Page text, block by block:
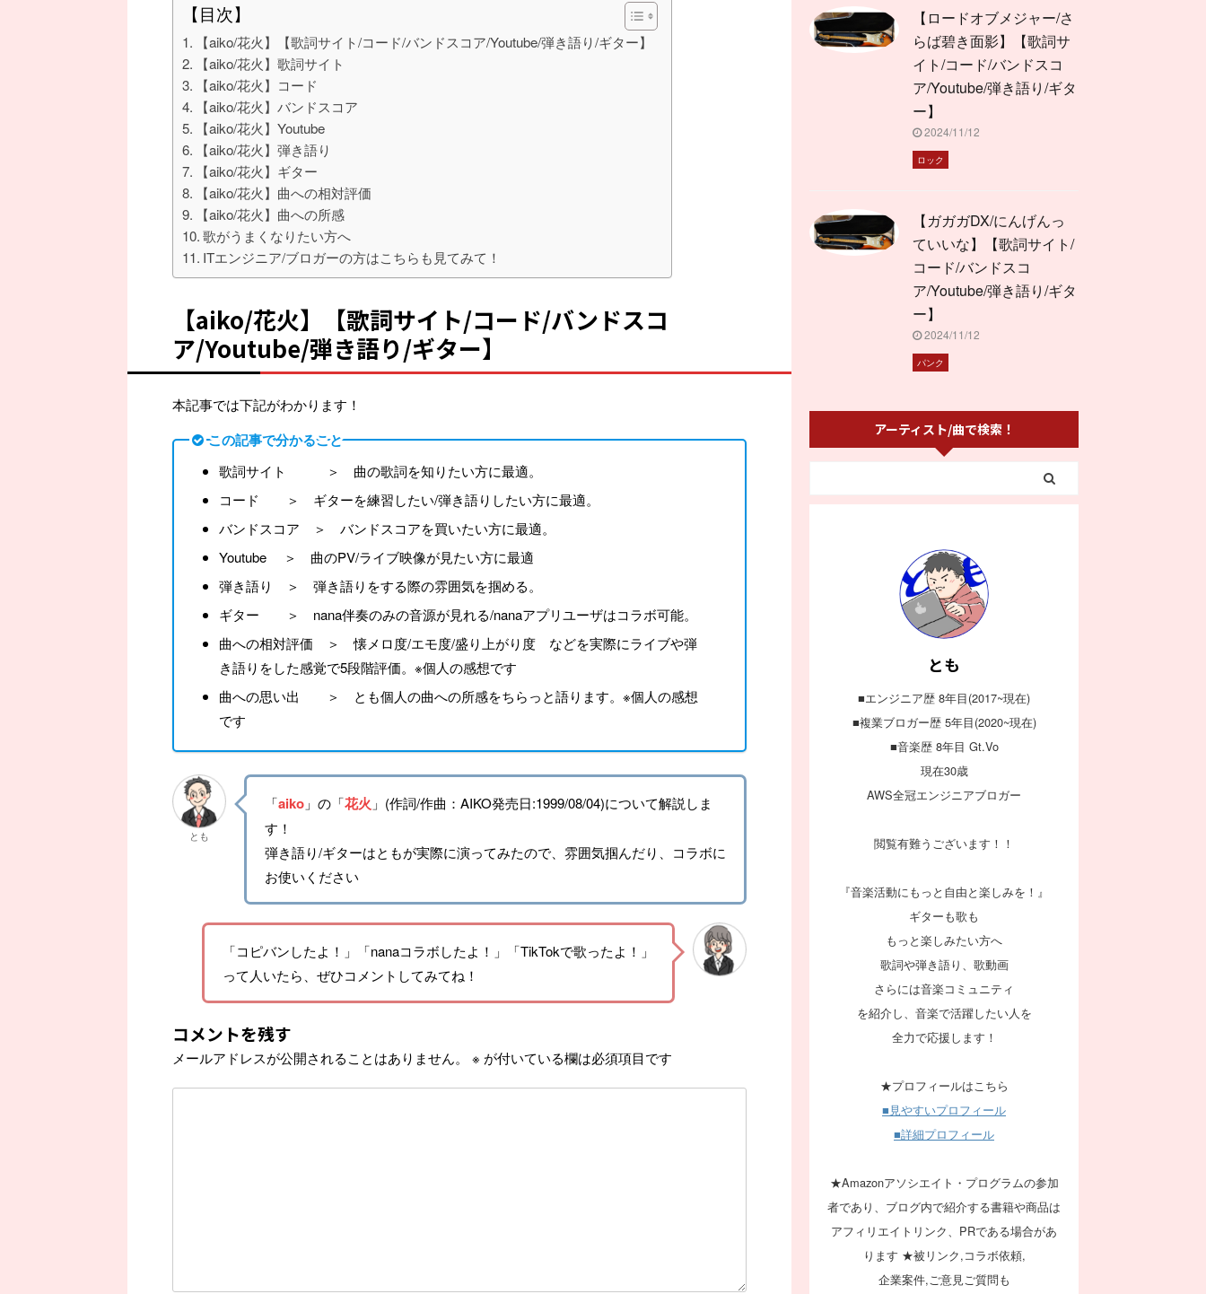
【目次】
【aiko/花火】【歌詞サイト/コード/バンドスコア/Youtube/弾き語り/ギター】
【aiko/花火】歌詞サイト
【aiko/花火】コード
【aiko/花火】バンドスコア
【aiko/花火】Youtube
【aiko/花火】弾き語り
【aiko/花火】ギター
【aiko/花火】曲への相対評価
【aiko/花火】曲への所感
歌がうまくなりたい方へ
ITエンジニア/ブロガーの方はこちらも見てみて！
【aiko/花火】【歌詞サイト/コード/バンドスコ
ア/Youtube/弾き語り/ギター】
本記事では下記がわかります！
この記事で分かること
歌詞サイト ＞ 曲の歌詞を知りたい方に最適。
コード ＞ ギターを練習したい/弾き語りしたい方に最適。
バンドスコア ＞ バンドスコアを買いたい方に最適。
Youtube ＞ 曲のPV/ライブ映像が見たい方に最適
弾き語り ＞ 弾き語りをする際の雰囲気を掴める。
ギター ＞ nana伴奏のみの音源が見れる/nanaアプリユーザはコラボ可能。
曲への相対評価 ＞ 懐メロ度/エモ度/盛り上がり度 などを実際にライブや弾
き語りをした感覚で5段階評価。※個人の感想です
曲への思い出 ＞ とも個人の曲への所感をちらっと語ります。※個人の感想
です
とも
「aiko 」の「花火 」(作詞/作曲：AIKO発売日:1999/08/04)について解説しま
す！
弾き語り/ギターはともが実際に演ってみたので、雰囲気掴んだり、コラボに
お使いください
「コピバンしたよ！」「nanaコラボしたよ！」「TikTokで歌ったよ！」
って人いたら、ぜひコメントしてみてね！
コメントを残す
メールアドレスが公開されることはありません。 ※ が付いている欄は必須項目です
【ロードオブメジャー/さ
らば碧き面影】【歌詞サ
イト/コード/バンドスコ
ア/Youtube/弾き語り/ギタ
ー】
2024/11/12
ロック
【ガガガDX/にんげんっ
ていいな】【歌詞サイト/
コード/バンドスコ
ア/Youtube/弾き語り/ギタ
ー】
2024/11/12
パンク
アーティスト/曲で検索！
とも
■エンジニア歴 8年目(2017~現在)
■複業ブロガー歴 5年目(2020~現在)
■音楽歴 8年目 Gt.Vo
現在30歳
AWS全冠エンジニアブロガー
閲覧有難うございます！！
『音楽活動にもっと自由と楽しみを！』
ギターも歌も
もっと楽しみたい方へ
歌詞や弾き語り、歌動画
さらには音楽コミュニティ
を紹介し、音楽で活躍したい人を
全力で応援します！
★プロフィールはこちら
■見やすいプロフィール
■詳細プロフィール
★Amazonアソシエイト・プログラムの参加
者であり、ブログ内で紹介する書籍や商品は
アフィリエイトリンク、PRである場合があ
ります ★被リンク,コラボ依頼,
企業案件,ご意見ご質問も